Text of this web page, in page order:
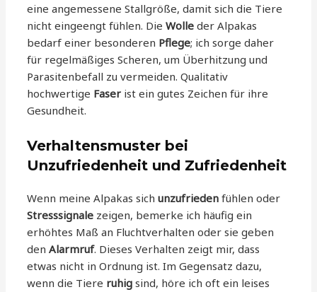
eine angemessene Stallgröße, damit sich die Tiere
nicht eingeengt fühlen. DieWolle der Alpakas
bedarf einer besonderen Pflege; ich sorge daher
für regelmäßiges Scheren, um Überhitzung und
Parasitenbefall zu vermeiden. Qualitativ
hochwertige Faser ist ein gutes Zeichen für ihre
Gesundheit.
Verhaltensmuster bei
Unzufriedenheit und Zufriedenheit
Wenn meine Alpakas sichunzufrieden fühlen oder
Stresssignale zeigen, bemerke ich häufig ein
erhöhtes Maß an Fluchtverhalten oder sie geben
denAlarmruf. Dieses Verhalten zeigt mir, dass
etwas nicht in Ordnung ist. Im Gegensatz dazu,
wenn die Tiere ruhig sind, höre ich oft ein leises